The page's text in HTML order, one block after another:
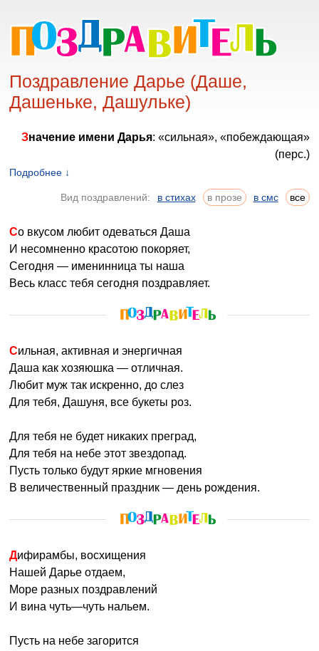
Поздравление Дарье (Даше,
Дашеньке, Дашульке)
Значение имени Дарья: «сильная», «побеждающая»
(перс.)
сильной и напористой, в то же время обладает
голову любому мужчине. Сумасбродство и
импульсивность Дарьи часто приводят ее к
неожиданным ситуациям, решать которые непросто.
Однако это не глупость и опрометчивость, слишком уж
живет определенная доля авантюризма и стремление
всегда нужно пробиваться через тернии к звездам, если
у нее нет проблем или поставленных целей, значит,
жизнь окрашена в серые тона и надо что-то менять.
разбирается в психологии и может смело выбирать
профессию, которая требует коммуникации. В бизнесе
Дарья тоже может достичь определенных высот,
коллеги ее ценят, начальство побаивается. В семье
мужем, но природный такт никогда не позволит ей
готовить, двери ее дома всегда открыты для гостей.
Дарью также называют
Дана, Дария, Дареша, Дашенька, Даринка, Дашуня,
Дарина.
Именины: 17 августа, 18 августа, 14 марта, 1 апреля, 4 апреля
Подробнее ↓
Вид поздравлений: в стихах в прозе в смс все
Со вкусом любит одеваться Даша
И несомненно красотою покоряет,
Сегодня — именинница ты наша
Весь класс тебя сегодня поздравляет.
Сильная, активная и энергичная
Даша как хозяюшка — отличная.
Любит муж так искренно, до слез
Для тебя, Дашуня, все букеты роз.
Для тебя не будет никаких преград,
Для тебя на небе этот звездопад.
Пусть только будут яркие мгновения
В величественный праздник — день рождения.
Дифирамбы, восхищения
Нашей Дарье отдаем,
Море разных поздравлений
И вина чуть—чуть нальем.
Пусть на небе загорится